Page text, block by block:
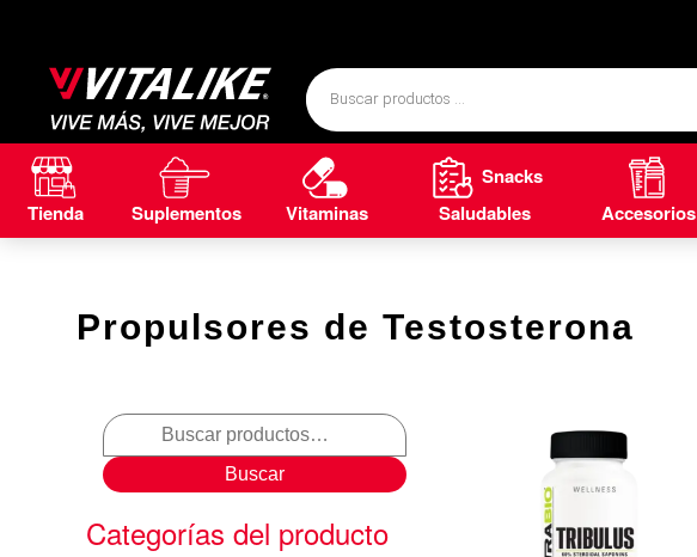
Tienda Suplementos Vitaminas
Snacks
Saludables
Accesorios
Propulsores de Testosterona
Buscar
Categorías del producto